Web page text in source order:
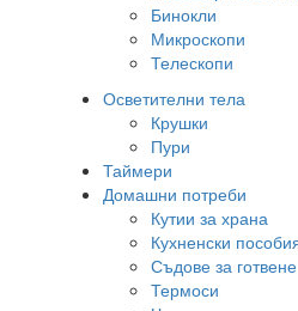
Бинокли
Микроскопи
Телескопи
Осветителни тела
Крушки
Пури
Таймери
Домашни потреби
Кутии за храна
Кухненски
Съдове за готвене
Термоси